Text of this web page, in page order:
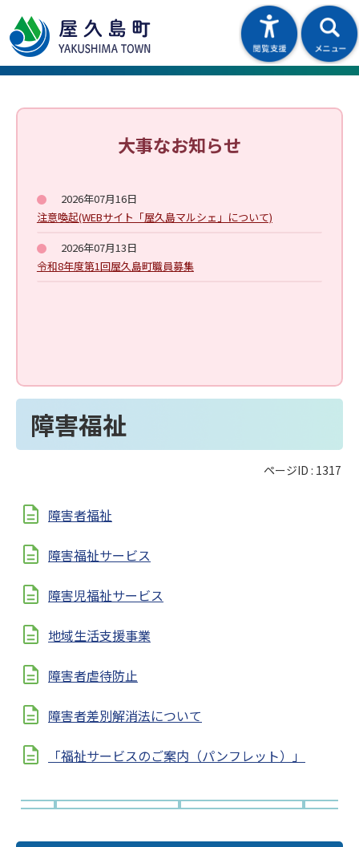
大事なお知らせ
2026年07月16日
注意喚起(WEBサイト「屋久島マルシェ」について)
2026年07月13日
令和8年度第1回屋久島町職員募集
障害福祉
ページID : 1317
障害者福祉
障害福祉サービス
障害児福祉サービス
地域生活支援事業
障害者虐待防止
障害者差別解消法について
「福祉サービスのご案内（パンフレット）」